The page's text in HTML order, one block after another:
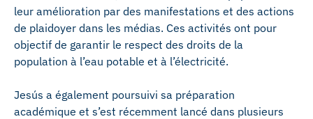
leur amélioration par des manifestations et des actions
de plaidoyer dans les médias. Ces activités ont pour
objectif de garantir le respect des droits de la
population à l’eau potable et à l’électricité.
Jesús a également poursuivi sa préparation
académique et s’est récemment lancé dans plusieurs